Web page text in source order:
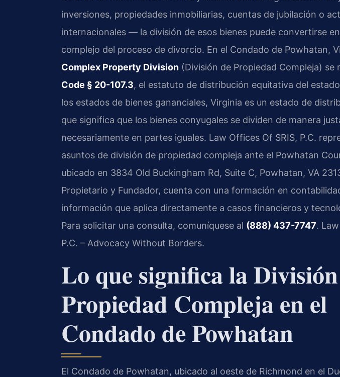
inversiones, propiedades inmobiliarias, cuentas de jubilación o
internacionales — la división de esos bienes puede convertirse
complejo del proceso de divorcio. En el Condado de Powhatan,
Complex Property Division (División de Propiedad Compleja) se
Code § 20-107.3, el estatuto de distribución equitativa del
los estados de bienes gananciales, Virginia es un estado de
que significa que los bienes conyugales se dividen de manera
necesariamente en partes iguales. Law Offices Of SRIS, P.C.
asuntos de división de propiedad compleja ante el Powhatan
ubicado en 3834 Old Buckingham Rd, Suite C, Powhatan, VA
Propietario y Fundador, cuenta con una formación en
información que aplica directamente a casos financieros y
Para solicitar una consulta, comuníquese al (888) 437-7747.
P.C. – Advocacy Without Borders.
Lo que significa la
Propiedad Compleja en el
Condado de Powhatan
El Condado de Powhatan, ubicado al oeste de Richmond en el